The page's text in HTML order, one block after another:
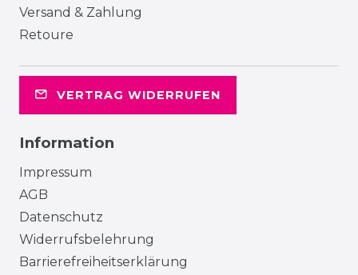
Versand & Zahlung
Retoure
VERTRAG WIDERRUFEN
Information
Impressum
AGB
Datenschutz
Widerrufsbelehrung
Barrierefreiheitserklärung